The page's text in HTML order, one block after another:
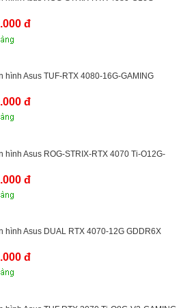
đ
hình Asus TUF-RTX 4080-16G-GAMING
đ
hình Asus ROG-STRIX-RTX 4070 Ti-O12G-
đ
hình Asus DUAL RTX 4070-12G GDDR6X
đ